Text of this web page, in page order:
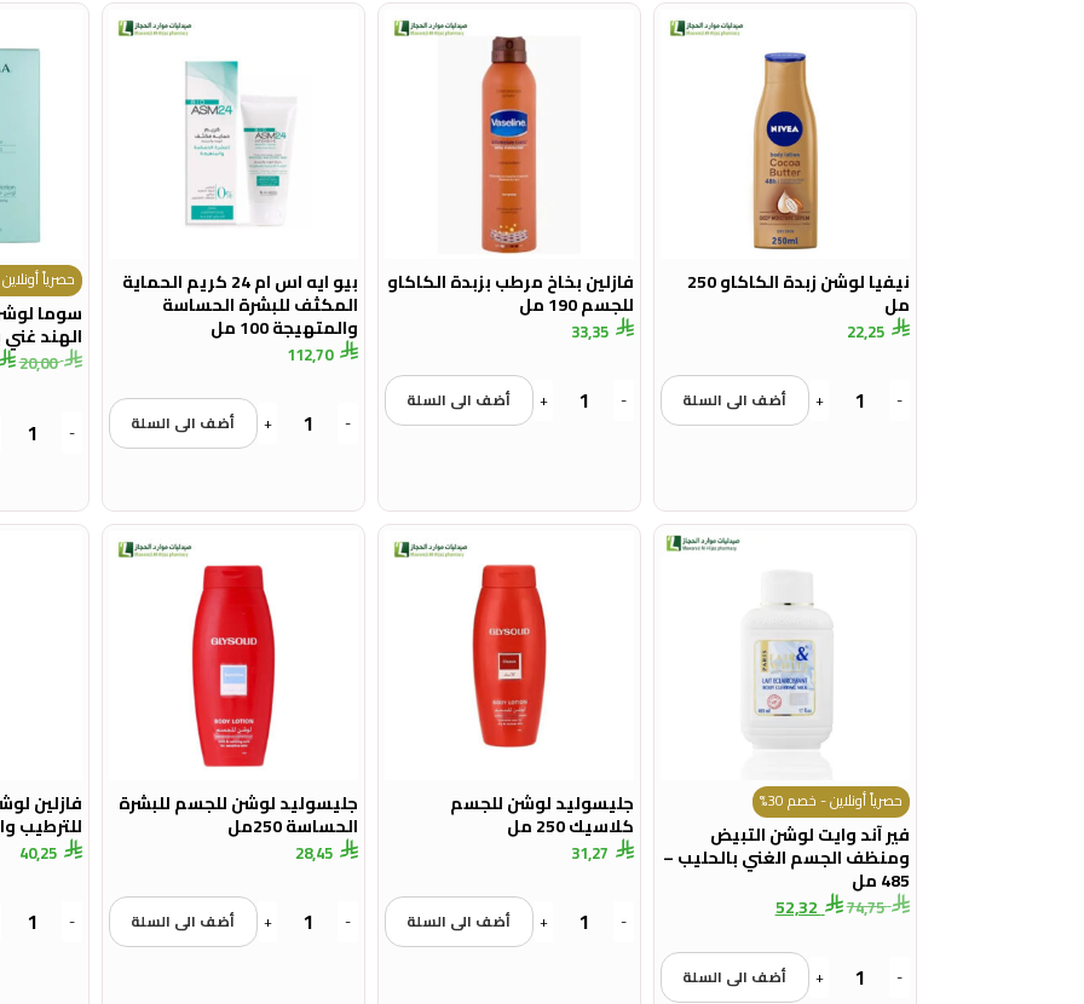
نيفيا لوشن زبدة الكاكاو 250
مل
22,25
-
+ أضف الى السلة
فازلين بخاخ مرطب بزبدة الكاكاو
للجسم 190 مل
33,35
-
+ أضف الى السلة
بيو ايه اس ام 24 كريم الحماية
المكثف للبشرة الحساسة
والمتهيجة 100 مل
112,70
-
+ أضف الى السلة
حصرياً أونلاين
سوما
الهند غني
20,00
-
حصرياً أونلاين - خصم 30%
فير آند وايت لوشن التبيض
ومنظف الجسم الغني بالحليب –
485 مل
74,75
52,32
-
+ أضف الى السلة
جليسوليد لوشن للجسم
كلاسيك 250 مل
31,27
-
+ أضف الى السلة
جليسوليد لوشن للجسم للبشرة
الحساسة 250مل
28,45
-
+ أضف الى السلة
فازلين
للترطيب
40,25
-